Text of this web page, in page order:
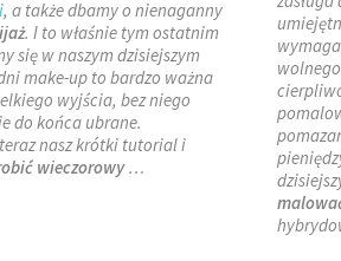
, a także dbamy o nienaganny
. I to właśnie tym ostatnim
się w naszym dzisiejszym
make-up to bardzo ważna
wyjścia, bez niego
do końca ubrane.
nasz krótki tutorial i
wieczorowy…